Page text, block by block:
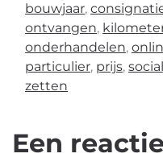
bouwjaar,
ontvangen,
onderhandelen,
particulier, prijs,
zetten
Een